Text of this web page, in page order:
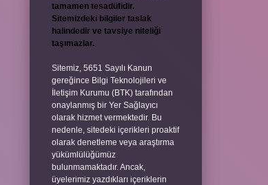
tamamen tesadüfidir.
Sitemizdeki bilgiler taslak
halindedir ve tavsiye niteliği
taşımazlar.
Sitemiz, 5651 Sayılı Kanun
gereğince Bilgi Teknolojileri ve
İletişim Kurumu (BTK) tarafından
onaylanmış bir Yer Sağlayıcı
olarak hizmet vermektedir. Bu
nedenle, sitedeki içerikleri proaktif
olarak denetleme veya araştırma
yükümlülüğümüz
bulunmamaktadır. Ancak,
üyelerimiz yazdıkları içeriklerin